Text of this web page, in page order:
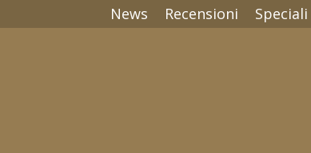
News Recensioni Speciali